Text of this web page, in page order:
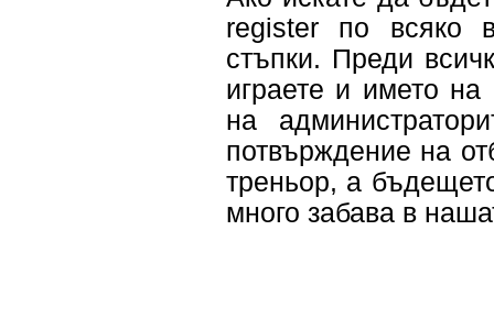
register по всяко
стъпки. Преди
играете и името
на
потвърждение на
треньор, а
много забава в